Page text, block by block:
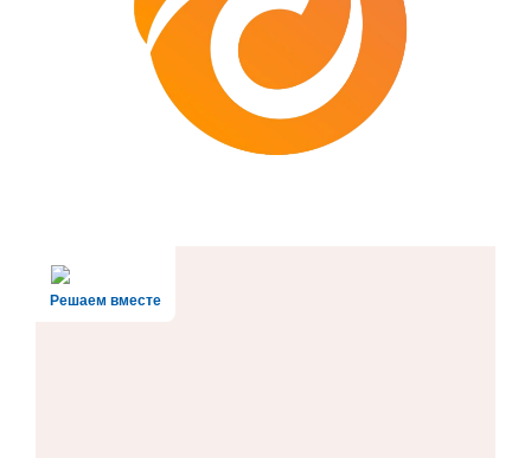
Решаем вместе